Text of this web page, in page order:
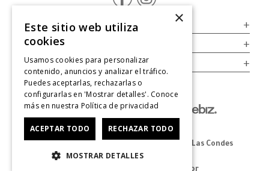
Servicio al Consumidor +
Legal +
Cuenta +
Dirección Oficina: Av. Las Condes #11281 - Las Condes
Revisa nuestras tiendas
×
Este sitio web utiliza
cookies
Usamos cookies para personalizar
contenido, anuncios y analizar el tráfico.
Puedes aceptarlas, rechazarlas o
configurarlas en 'Mostrar detalles'. Conoce
más en nuestra Política de privacidad
ACEPTAR TODO RECHAZAR TODO
MOSTRAR DETALLES